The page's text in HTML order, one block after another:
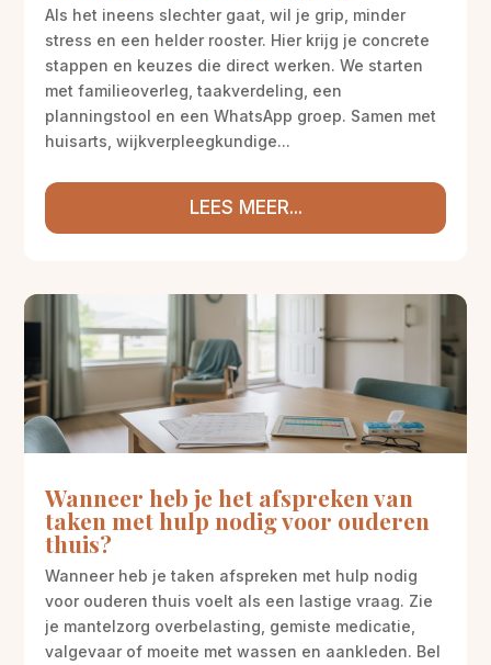
Als het ineens slechter gaat, wil je grip, minder
stress en een helder rooster. Hier krijg je concrete
stappen en keuzes die direct werken. We starten
met familieoverleg, taakverdeling, een
planningstool en een WhatsApp groep. Samen met
huisarts, wijkverpleegkundige...
LEES MEER...
Wanneer heb je het afspreken van
taken met hulp nodig voor ouderen
thuis?
Wanneer heb je taken afspreken met hulp nodig
voor ouderen thuis voelt als een lastige vraag. Zie
je mantelzorg overbelasting, gemiste medicatie,
valgevaar of moeite met wassen en aankleden. Bel